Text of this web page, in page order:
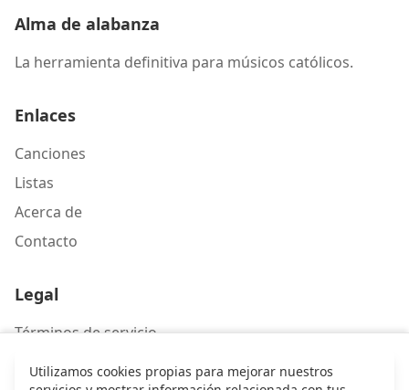
Alma de alabanza
La herramienta definitiva para músicos católicos.
Enlaces
Canciones
Listas
Acerca de
Contacto
Legal
Términos de servicio
Política de privacidad
Utilizamos cookies propias para mejorar nuestros